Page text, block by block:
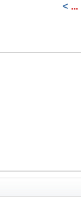
< ...